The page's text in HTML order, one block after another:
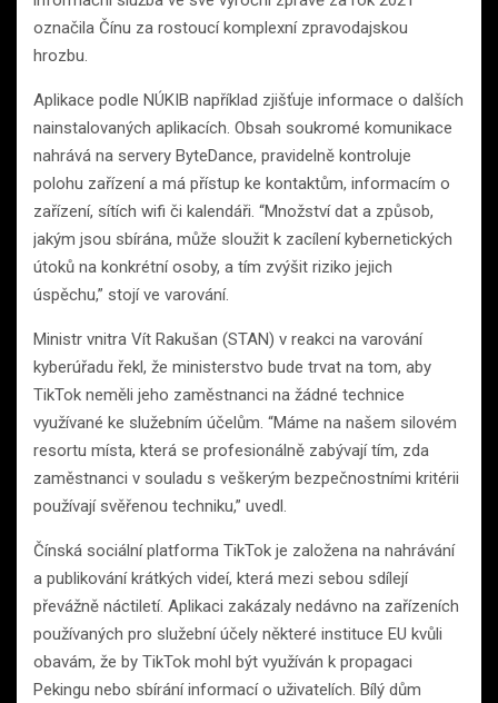
označila Čínu za rostoucí komplexní zpravodajskou
hrozbu.
Aplikace podle NÚKIB například zjišťuje informace o dalších
nainstalovaných aplikacích. Obsah soukromé komunikace
nahrává na servery ByteDance, pravidelně kontroluje
polohu zařízení a má přístup ke kontaktům, informacím o
zařízení, sítích wifi či kalendáři. “Množství dat a způsob,
jakým jsou sbírána, může sloužit k zacílení kybernetických
útoků na konkrétní osoby, a tím zvýšit riziko jejich
úspěchu,” stojí ve varování.
Ministr vnitra Vít Rakušan (STAN) v reakci na varování
kyberúřadu řekl, že ministerstvo bude trvat na tom, aby
TikTok neměli jeho zaměstnanci na žádné technice
využívané ke služebním účelům. “Máme na našem silovém
resortu místa, která se profesionálně zabývají tím, zda
zaměstnanci v souladu s veškerým bezpečnostními kritérii
používají svěřenou techniku,” uvedl.
Čínská sociální platforma TikTok je založena na nahrávání
a publikování krátkých videí, která mezi sebou sdílejí
převážně náctiletí. Aplikaci zakázaly nedávno na zařízeních
používaných pro služební účely některé instituce EU kvůli
obavám, že by TikTok mohl být využíván k propagaci
Pekingu nebo sbírání informací o uživatelích. Bílý dům